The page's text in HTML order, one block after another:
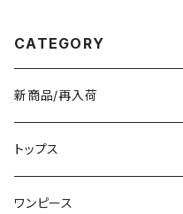
CATEGORY
新商品/再入荷
トップス
Tシャツ/カットソー
ワンピース